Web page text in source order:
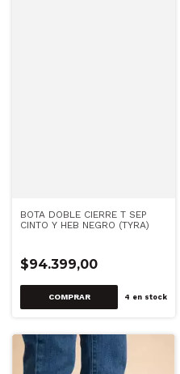
BOTA DOBLE CIERRE T SEP
CINTO Y HEB NEGRO (TYRA)
$94.399,00
COMPRAR 4 en stock